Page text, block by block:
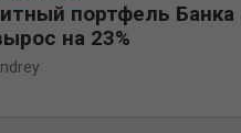
портфель Банка
на 23%